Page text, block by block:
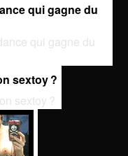
qui gagne du
sextoy ?